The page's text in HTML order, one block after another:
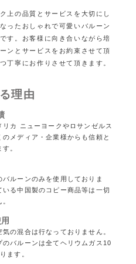
上の品質とサービスを大切にし
ったおしゃれで可愛いバルーン
す。
お客様に向き合いながら培
ンとサービスをお約束させて頂
丁寧にお作りさせて頂きます。
理由
リカ ニューヨークやロサンゼルス
メディア・企業様からも信頼と
。
バルーンのみを使用しておりま
いる中国製のコピー商品等は一切
の混合は行なっておりません。
のバルーンは全てヘリウムガス10
ます。